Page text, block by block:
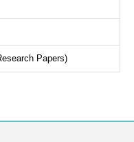
Papers)